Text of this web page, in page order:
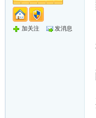
加关注 发消息